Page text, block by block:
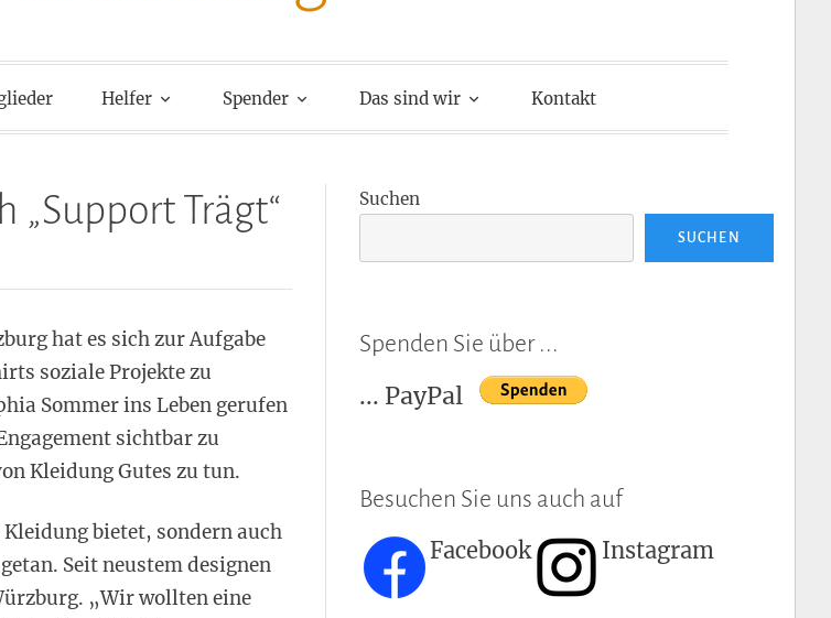
Helfer Spender Das sind wir Kontakt
„Support Trägt“
hat es sich zur Aufgabe
soziale Projekte zu
Sommer ins Leben gerufen
sichtbar zu
Kleidung Gutes zu tun.
bietet, sondern auch
Seit neustem designen
„Wir wollten eine
Suchen
SUCHEN
Spenden Sie über ...
... PayPal
Besuchen Sie uns auch auf
Facebook Instagram